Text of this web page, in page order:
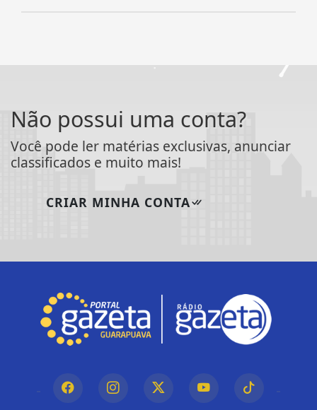
Não possui uma conta?
Você pode ler matérias exclusivas, anunciar
classificados e muito mais!
CRIAR MINHA CONTA